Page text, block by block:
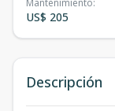
Mantenimiento:
US$ 205
Descripción